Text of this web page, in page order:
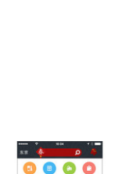
ク
クト 幅52×奥行58.5×
84～96cm テレワーク
宅勤務 ブラック